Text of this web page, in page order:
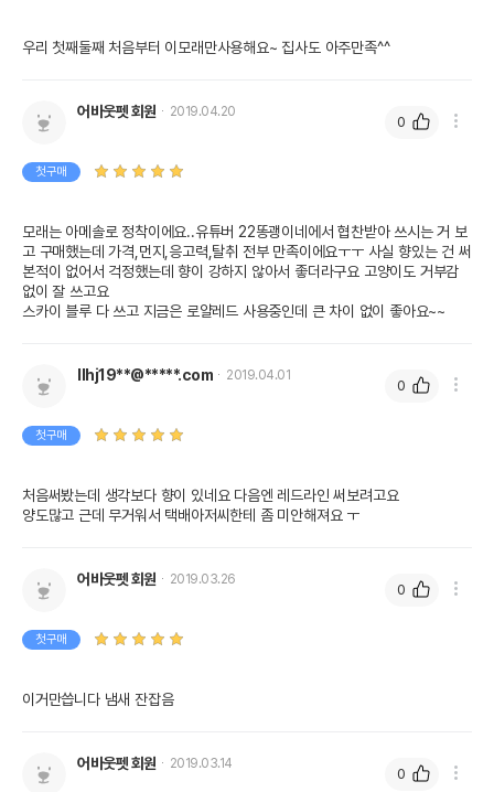
우리 첫째둘째 처음부터 이모래만사용해요~ 집사도 아주만족^^
어바웃펫 회원 2019.04.20
첫구매
모래는 아메솔로 정착이에요..유튜버 22똥괭이네에서 협찬받아 쓰시는 거 보
고 구매했는데 가격,먼지,응고력,탈취 전부 만족이에요ㅜㅜ 사실 향있는 건 써
본적이 없어서 걱정했는데 향이 강하지 않아서 좋더라구요 고양이도 거부감
없이 잘 쓰고요
스카이 블루 다 쓰고 지금은 로얄레드 사용중인데 큰 차이 없이 좋아요~~
0
llhj19**@*****.com 2019.04.01
첫구매
처음써봤는데 생각보다 향이 있네요 다음엔 레드라인 써보려고요
양도많고 근데 무거워서 택배아저씨한테 좀 미안해져요 ㅜ
0
어바웃펫 회원 2019.03.26
첫구매
이거만씁니다 냄새 잔잡음
0
어바웃펫 회원 2019.03.14
0